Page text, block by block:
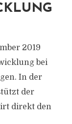
2019
bei
In der
der
direkt den